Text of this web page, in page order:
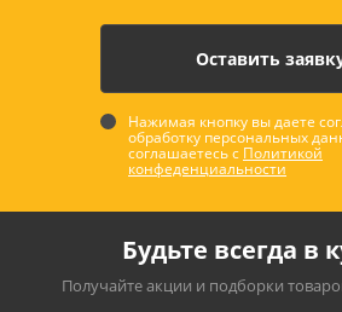
Нажимая кнопку вы даете
обработку персональных
соглашаетесь с Политикой
конфеденциальности
Будьте всегда в
Получайте акции и подборки